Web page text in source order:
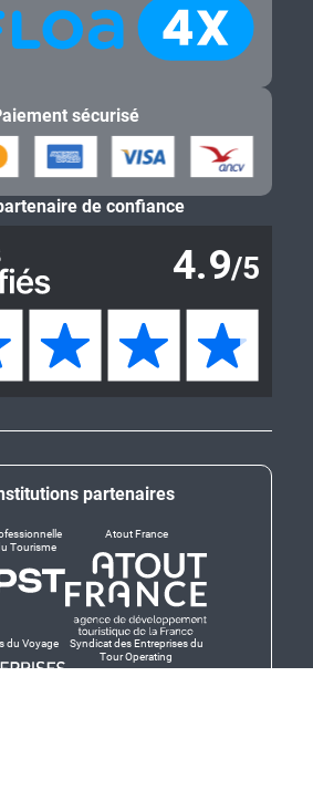
partenaires
Tourisme
Atout France
du Voyage
Syndicat des Entreprises du
Tour Operating
sécurisé
de confiance